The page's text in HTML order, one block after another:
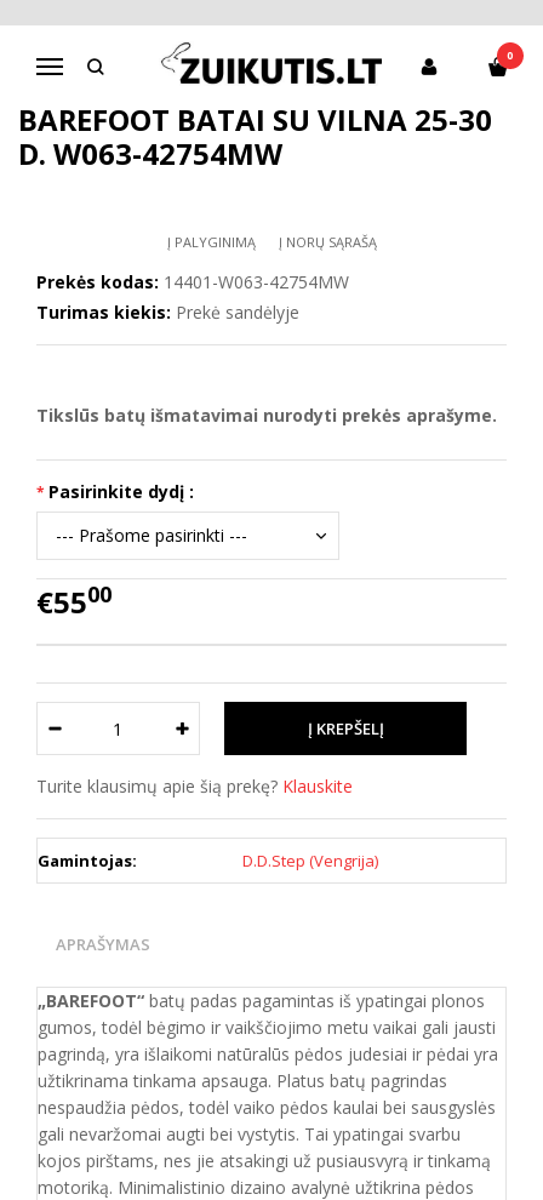
Navigacija
0
Pagrindinis Batai berniukui
D.D.Step batai berniukams
Barefoot batai su vilna 25-30 d. W063-42754MW
BAREFOOT BATAI SU VILNA 25-30
D. W063-42754MW
Į PALYGINIMĄ Į NORŲ SĄRAŠĄ
Prekės kodas: 14401-W063-42754MW
Turimas kiekis: Prekė sandėlyje
Tikslūs batų išmatavimai nurodyti prekės aprašyme.
Pasirinkite dydį :
€5500
Turite klausimų apie šią prekę? Klauskite
Gamintojas: D.D.Step (Vengrija)
APRAŠYMAS
„BAREFOOT“ batų padas pagamintas iš ypatingai plonos
gumos, todėl bėgimo ir vaikščiojimo metu vaikai gali jausti
pagrindą, yra išlaikomi natūralūs pėdos judesiai ir pėdai yra
užtikrinama tinkama apsauga. Platus batų pagrindas
nespaudžia pėdos, todėl vaiko pėdos kaulai bei sausgyslės
gali nevaržomai augti bei vystytis. Tai ypatingai svarbu
kojos pirštams, nes jie atsakingi už pusiausvyrą ir tinkamą
motoriką. Minimalistinio dizaino avalynė užtikrina pėdos